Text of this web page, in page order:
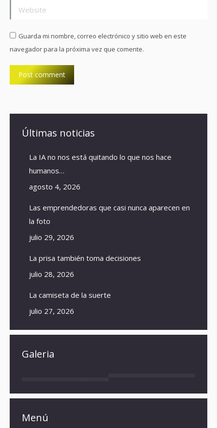
Website
Guarda mi nombre, correo electrónico y sitio web en este
navegador para la próxima vez que comente.
Post comment
Últimas noticias
La IA no nos está quitando lo que nos hace
humanos…
agosto 4, 2026
Las emprendedoras que casi nunca aparecen en
la foto
julio 29, 2026
La prisa también toma decisiones
julio 28, 2026
La camiseta de la suerte
julio 27, 2026
Galeria
Menú